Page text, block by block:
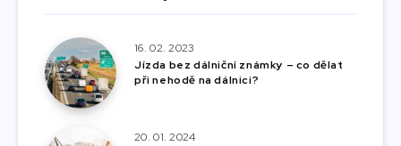
16. 02. 2023
Jízda bez dálniční známky – co dělat
při nehodě na dálnici?
20. 01. 2024